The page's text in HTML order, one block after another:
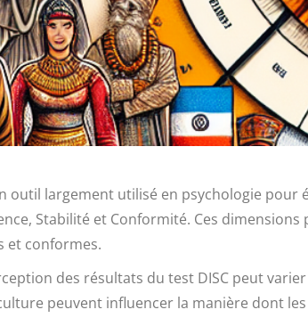
outil largement utilisé en psychologie
Stabilité et Conformité. Ces
et conformes.
des résultats du test DISC peut
peuvent influencer la manière dont